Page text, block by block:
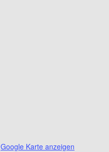
Google Karte anzeigen